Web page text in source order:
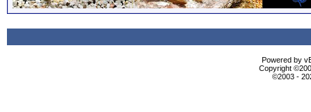
Powered by
Copyright
©2003 -